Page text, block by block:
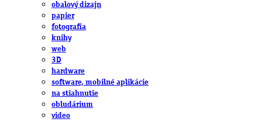
obalový dizajn
papier
fotografia
knihy
web
3D
hardware
software, mobilné aplikácie
na stiahnutie
obludárium
video